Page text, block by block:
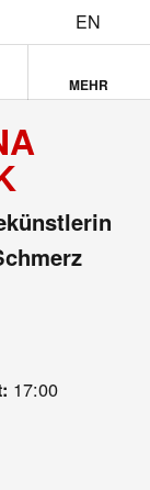
EN
MEHR
17:00